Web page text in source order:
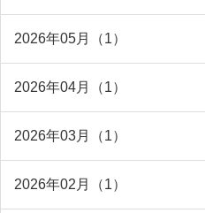
2026年05月（1）
2026年04月（1）
2026年03月（1）
2026年02月（1）